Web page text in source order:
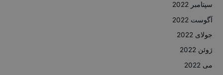
سپتامبر 2022
آگوست 2022
جولای 2022
ژوئن 2022
می 2022